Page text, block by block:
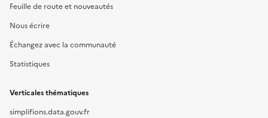
Feuille de route et nouveautés
Nous écrire
Échangez avec la communauté
Statistiques
Verticales thématiques
simplifions.data.gouv.fr